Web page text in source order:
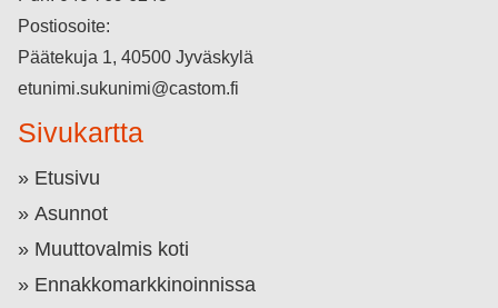
Postiosoite:
Päätekuja 1, 40500 Jyväskylä
etunimi.sukunimi@castom.fi
Sivukartta
Etusivu
Asunnot
Muuttovalmis koti
Ennakkomarkkinoinnissa